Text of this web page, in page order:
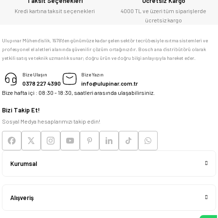
adresim Ulupınar.com.tr
memnun kaldım
Deneyimini Paylaş
Kredi kartına taksit seçenekleri
4000 TL ve üzeri tüm siparişlerde
ücretsiz kargo
Ulupınar Mühendislik, 1978'den günümüze kadar gelen sektör tecrübesiyle ısıtma sistemleri ve
profesyonel el aletleri alanında güvenilir çözüm ortağınızdır. Bosch ana distribütörü olarak
yetkili satış ve teknik uzmanlık sunar; doğru ürün ve doğru bilgi anlayışıyla hareket eder.
Bize Ulaşın
0378 227 4390
Bize Yazın
info@ulupinar.com.tr
Bize hafta içi : 08:30 - 18:30, saatleri arasında ulaşabilirsiniz.
Bizi Takip Et!
Sosyal Medya hesaplarımızı takip edin!
Kurumsal
Alışveriş